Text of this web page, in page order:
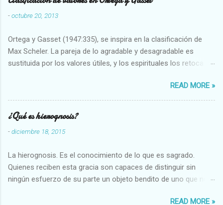
-octubre 20, 2013
Ortega y Gasset (1947:335), se inspira en la clasificación de
Max Scheler. La pareja de lo agradable y desagradable es
sustituida por los valores útiles, y los espirituales los retoca.
Abundante-Escaso,etc 2 VITALES Sano-Enfermo Selecto-
Vulgar Enérgico-Inerte Fuerte-Débil,etc. 3 ESPIRITUALES a)
Intelectuales Conocimiento-Error Exacto-Aproximado
Evidente-Probable,etc b) Morales Bueno-malo Bondadoso-
malvado Justo-Injusto Escrupuloso-Relajado Leal-Desleal,etc.
Armonioso-Inarmonioso 4 RELIGIOSOS Santo-Pr...
READ MORE »
¿Qué es hierognosis?
-diciembre 18, 2015
La hierognosis. Es el conocimiento de lo que es sagrado.
Quienes reciben esta gracia son capaces de distinguir sin
ningún esfuerzo de su parte un objeto bendito de uno que no
READ MORE »